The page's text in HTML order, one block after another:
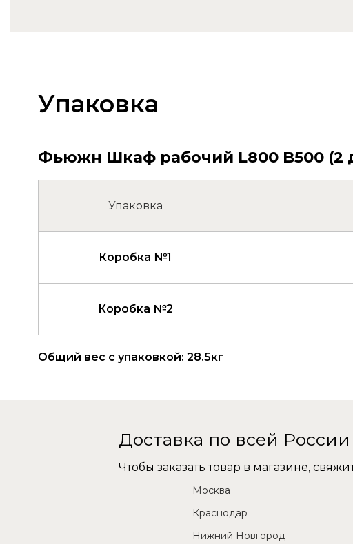
Упаковка
Фьюжн Шкаф рабочий L800 B500 (2
Упаковка
Коробка №1
Коробка №2
Общий вес с упаковкой: 28.5кг
Доставка по всей России
Чтобы заказать товар в магазине,
Москва
Краснодар
Нижний Новгород